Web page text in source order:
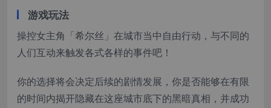
游戏玩法
操控女主角「希尔丝」在城市当中自由行动，与不同的
人们互动来触发各式各样的事件吧！
你的选择将会决定后续的剧情发展，你是否能够在有限
的时间内揭开隐藏在这座城市底下的黑暗真相，并成功